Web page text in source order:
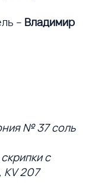
– Владимир
№ 37 соль
с
207